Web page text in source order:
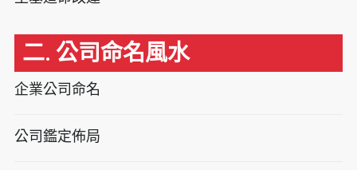
二. 公司命名風水
企業公司命名
公司鑑定佈局